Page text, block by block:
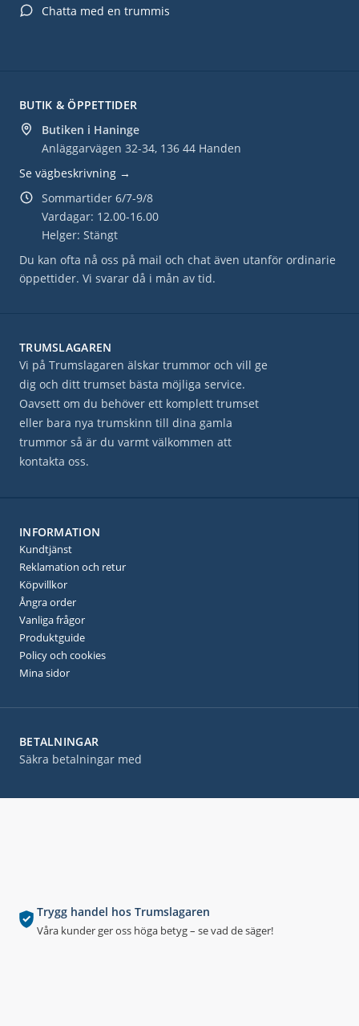
Trygg handel hos Trumslagaren
Våra kunder ger oss höga betyg – se vad de säger!
BUTIK & ÖPPETTIDER
Butiken i Haninge
Anläggarvägen 32-34, 136 44 Handen
Se vägbeskrivning →
Sommartider 6/7-9/8
Vardagar: 12.00-16.00
Helger: Stängt
Du kan ofta nå oss på mail och chat även utanför ordinarie
öppettider. Vi svarar då i mån av tid.
BETALNINGAR
Säkra betalningar med
Chatta med en trummis
TRUMSLAGAREN
Vi på Trumslagaren älskar trummor och vill ge
dig och ditt trumset bästa möjliga service.
Oavsett om du behöver ett komplett trumset
eller bara nya trumskinn till dina gamla
trummor så är du varmt välkommen att
kontakta oss.
INFORMATION
Kundtjänst
Reklamation och retur
Köpvillkor
Ångra order
Vanliga frågor
Produktguide
Policy och cookies
Mina sidor